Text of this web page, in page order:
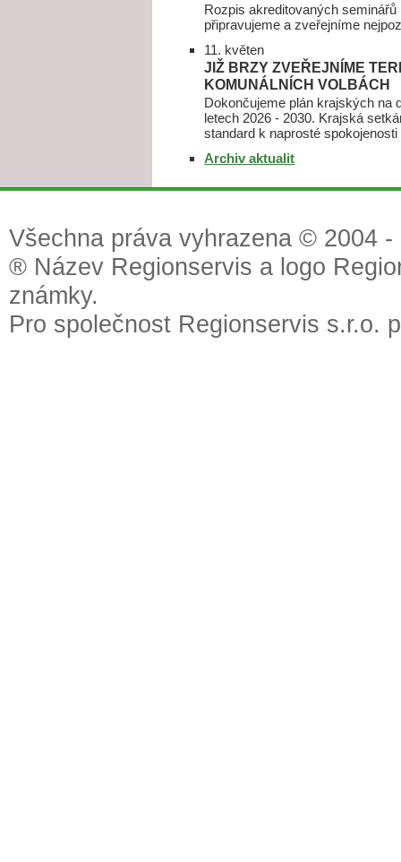
Rozpis akreditovaných
připravujeme a zveřejníme
11. květen
JIŽ BRZY ZVEŘEJNÍME
KOMUNÁLNÍCH VOLBÁCH
Dokončujeme plán krajských na
letech 2026 - 2030. Krajská
standard k naprosté
Archiv aktualit
Všechna práva vyhrazena © 2004
® Název Regionservis a logo
známky.
Pro společnost Regionservis s.r.o.